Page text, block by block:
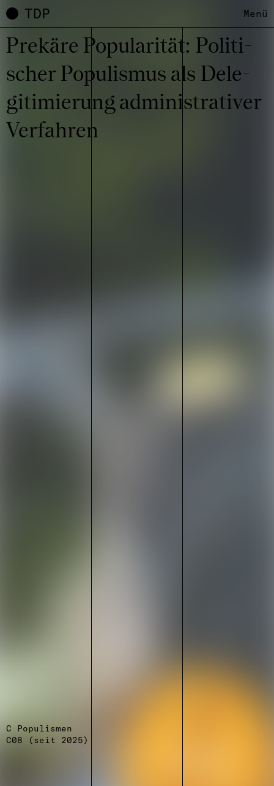
TDP Menü
Prekäre Popu­la­ri­tät: Poli­ti­
scher Popu­lis­mus als Dele­
gi­ti­mie­rung admi­nis­tra­ti­ver
Verfah­ren
C Populismen
C08 (seit 2025)